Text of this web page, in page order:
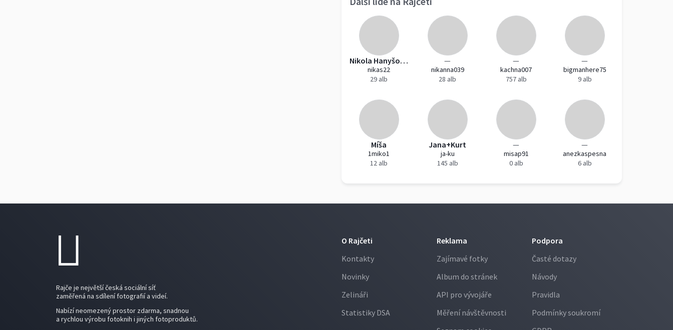
Nikola Hanyšová
nikas22
29 alb
—
nikanna039
28 alb
—
kachna007
757 alb
—
bigmanhere75
9 alb
Míša
1miko1
12 alb
Jana+Kurt
ja-ku
145 alb
—
misap91
0 alb
—
anezkaspesna
6 alb
Rajče je největší česká sociální síť
zaměřená na sdílení fotografií a videí.
Nabízí neomezený prostor zdarma, snadnou
a rychlou výrobu fotoknih i jiných fotoproduktů.
O Rajčeti
Kontakty
Novinky
Zelináři
Statistiky DSA
Reklama
Zajímavé fotky
Album do stránek
API pro vývojáře
Měření návštěvnosti
Podpora
Časté dotazy
Návody
Pravidla
Podmínky soukromí